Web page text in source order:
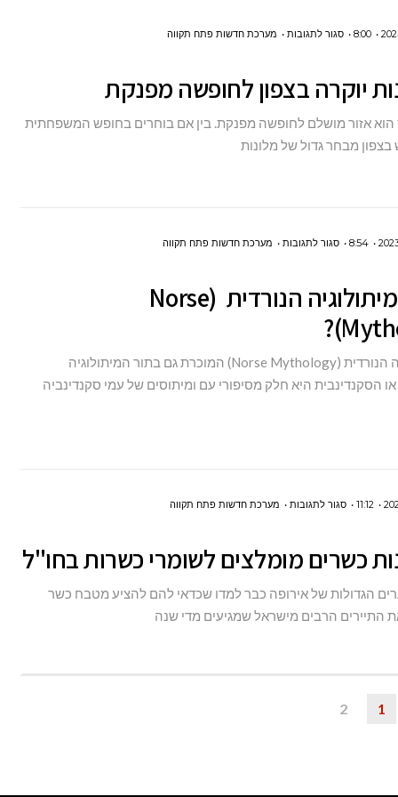
8:00 סגור לתגובותעל
מלונות
מערכת חדשות פתח תקווה
הוא אזור מושלם לחופשה מפנקת. בין אם בוחרים בחופש המשפחתית
בצפון מבחר גדול של מלונות
8:54 סגור לתגובותעל
המיתולוגיה
MYTHOLOGY)?
מערכת חדשות פתח תקווה
מהי המיתולוגיה הנורדית (Norse
המיתולוגיה הנורדית (Norse Mythology) המוכרת גם בתור המיתולוגיה
או הסקנדינבית היא חלק מסיפורי עם ומיתוסים של עמי סקנדינביה
11:12 סגור לתגובותעל
מלונות
מערכת חדשות פתח תקווה
הגדולות של אירופה כבר למדו שכדאי להם להציע מטבח כשר
התיירים הרבים מישראל שמגיעים מדי שנה
1
2